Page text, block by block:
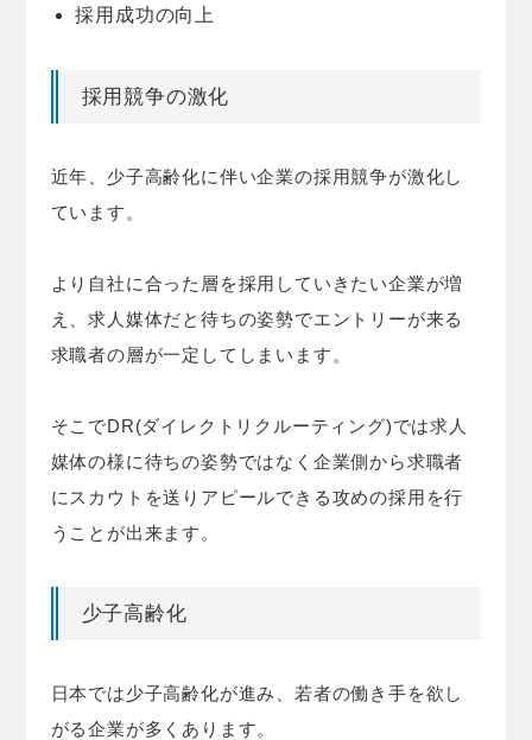
採用成功の向上
採用競争の激化
近年、少子高齢化に伴い企業の採用競争が激化し
ています。
より自社に合った層を採用していきたい企業が増
え、求人媒体だと待ちの姿勢でエントリーが来る
求職者の層が一定してしまいます。
そこでDR(ダイレクトリクルーティング)では求人
媒体の様に待ちの姿勢ではなく企業側から求職者
にスカウトを送りアピールできる攻めの採用を行
うことが出来ます。
少子高齢化
日本では少子高齢化が進み、若者の働き手を欲し
がる企業が多くあります。